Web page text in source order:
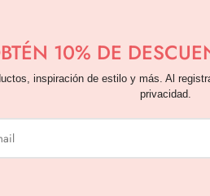
10% DE
inspiración de estilo y más. Al
privacidad.